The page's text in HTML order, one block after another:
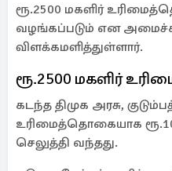
ரூ.2500 மகளிர்
வழங்கப்படும் என
விளக்கமளித்துள்ளார்.
ரூ.2500 மகளிர்
கடந்த திமுக அரசு,
உரிமைத்தொகையாக
செலுத்தி வந்தது.